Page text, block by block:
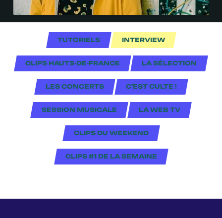
TUTORIELS INTERVIEW
CLIPS HAUTS-DE-FRANCE LA SÉLECTION
LES CONCERTS C'EST CULTE !
SESSION MUSICALE LA WEB TV
CLIPS DU WEEKEND
CLIPS #1 DE LA SEMAINE